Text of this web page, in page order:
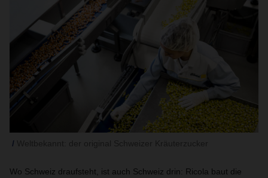
Wo Schweiz draufsteht, ist auch Schweiz drin: Ricola baut die